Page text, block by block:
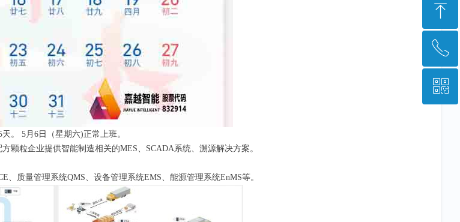
。 5月6日（星期六)正常上班。
颗粒企业提供智能制造相关的MES、SCADA系统、溯源解决方案。
质量管理系统QMS、设备管理系统EMS、能源管理系统EnMS等。
ꁸ
回到顶部
ꂅ
028-85223948
ꀥ